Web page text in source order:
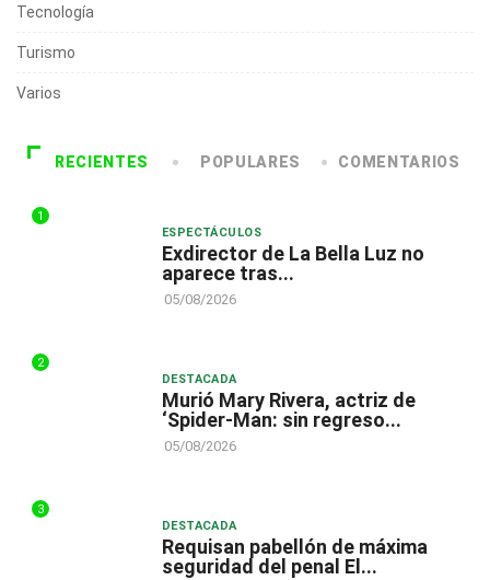
Tecnología
Turismo
Varios
RECIENTES POPULARES COMENTARIOS
1
ESPECTÁCULOS
Exdirector de La Bella Luz no
aparece tras...
05/08/2026
2
DESTACADA
Murió Mary Rivera, actriz de
‘Spider-Man: sin regreso...
05/08/2026
3
DESTACADA
Requisan pabellón de máxima
seguridad del penal El...